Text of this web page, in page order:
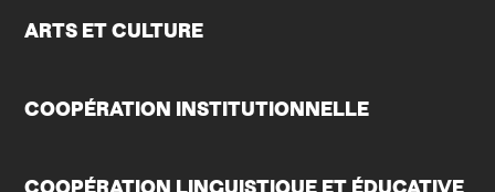
ARTS ET CULTURE
COOPÉRATION INSTITUTIONNELLE
COOPÉRATION LINGUISTIQUE ET ÉDUCATIVE